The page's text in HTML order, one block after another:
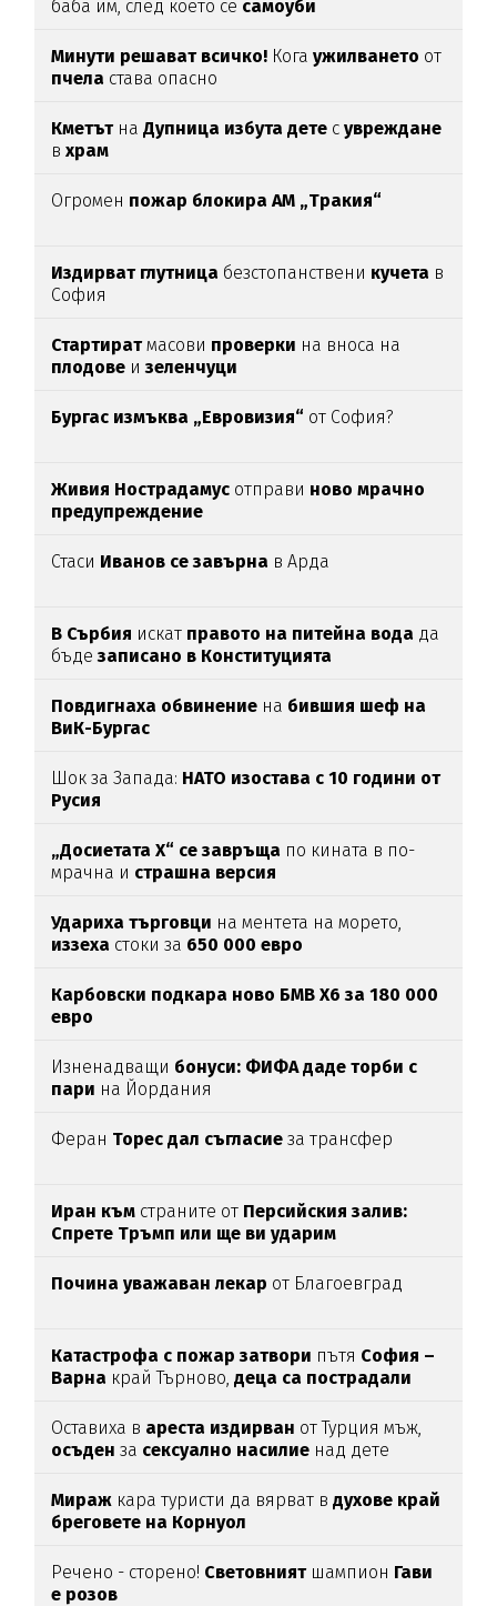
баба им, след което се самоуби
Минути решават всичко! Когаужилването от
пчела става опасно
Кметът наДупница избута дете сувреждане
вхрам
Огромен пожар блокира АМ „Тракия“
Издирват глутница безстопанствени кучета в
София
Стартиратмасови проверки на вноса на
плодове и зеленчуци
Бургас измъква „Евровизия“ от София?
Живия Нострадамус отправи ново мрачно
предупреждение
Стаси Иванов се завърна в Арда
В Сърбия искат правото на питейна вода да
бъде записано в Конституцията
Повдигнаха обвинение на бившия шеф на
ВиК-Бургас
Шок за Запада: НАТО изостава с 10 години от
Русия
„Досиетата Х“ се завръща по кината в по-
мрачна и страшна версия
Удариха търговци на ментета на морето,
иззеха стоки за 650 000 евро
Карбовски подкара ново БМВ Х6 за 180 000
евро
Изненадващи бонуси: ФИФА даде торби с
пари на Йордания
Феран Торес дал съгласиеза трансфер
Иран към страните от Персийския залив:
Спрете Тръмп или ще ви ударим
Почина уважаван лекар от Благоевград
Катастрофа с пожар затвори пътя София –
Варна край Търново,деца са пострадали
Оставиха в ареста издирван от Турция мъж,
осъден за сексуално насилие над дете
Мираж кара туристи да вярват вдухове край
бреговете на Корнуол
Речено - сторено! Световният шампион Гави
е розов